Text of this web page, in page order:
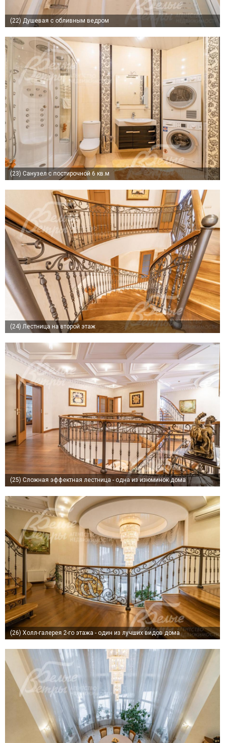
(22) Душевая с обливным ведром
(23) Санузел с постирочной 6 кв.м
(24) Лестница на второй этаж
(25) Сложная эффектная лестница - одна из изюминок дома
(26) Холл-галерея 2-го этажа - один из лучших видов дома